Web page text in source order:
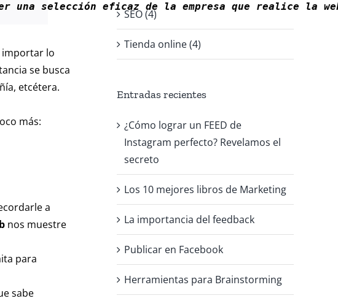
una selección eficaz de la empresa que realice la
importar lo
se busca
etcétera.
más:
a
nos muestre
para
sabe
SEO (4)
Tienda online (4)
Entradas recientes
¿Cómo lograr un FEED de
Instagram perfecto? Revelamos el
secreto
Los 10 mejores libros de Marketing
La importancia del feedback
Publicar en Facebook
Herramientas para Brainstorming